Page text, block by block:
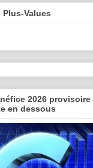
Values
2026 provisoire
en dessous